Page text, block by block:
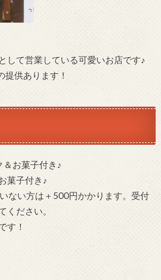
して営業している可愛いお店です♪
提供あります！
お菓子付き♪
菓子付き♪
ない方は＋500円かかります。受付
ください。
す！